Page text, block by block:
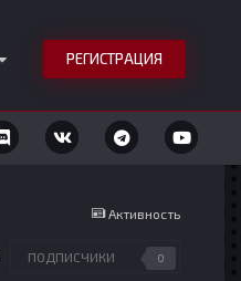
РЕГИСТРАЦИЯ
Активность
ПОДПИСЧИКИ 0